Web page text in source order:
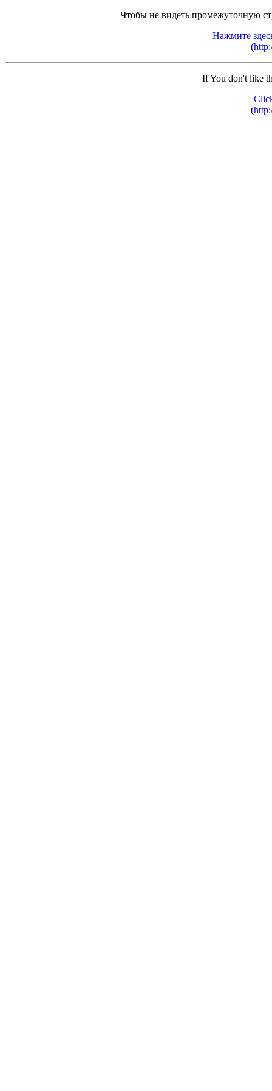
Чтобы не видеть промежуточную
Нажмите
(
If You don't like
(